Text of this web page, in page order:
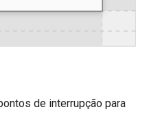
de interrupção para